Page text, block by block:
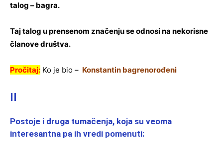
talog – bagra.
Taj talog u prensenom značenju se odnosi na nekorisne
članove društva.
Pročitaj: Ko je bio – Konstantin bagrenorođeni
II
Postoje i druga tumačenja, koja su veoma
interesantna pa ih vredi pomenuti: